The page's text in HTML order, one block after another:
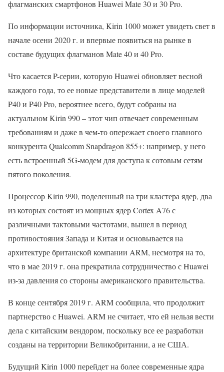
флагманских смартфонов Huawei Mate 30 и 30 Pro.
По информации источника, Kirin 1000 может увидеть свет в
начале осени 2020 г. и впервые появиться на рынке в
составе будущих флагманов Mate 40 и 40 Pro.
Что касается P-серии, которую Huawei обновляет весной
каждого года, то ее новые представители в лице моделей
P40 и P40 Pro, вероятнее всего, будут собраны на
актуальном Kirin 990 – этот чип отвечает современным
требованиям и даже в чем-то опережает своего главного
конкурента Qualcomm Snapdragon 855+: например, у него
есть встроенный 5G-модем для доступа к сотовым сетям
пятого поколения.
Процессор Kirin 990, поделенный на три кластера ядер, два
из которых состоят из мощных ядер Cortex A76 с
различными тактовыми частотами, вышел в период
противостояния Запада и Китая и основывается на
архитектуре британской компании ARM, несмотря на то,
что в мае 2019 г. она прекратила сотрудничество с Huawei
из-за давления со стороны американского правительства.
В конце сентября 2019 г. ARM сообщила, что продолжит
партнерство с Huawei. ARM не считает, что ей нельзя вести
дела с китайским вендором, поскольку все ее разработки
созданы на территории Великобритании, а не США.
Будущий Kirin 1000 перейдет на более современные ядра